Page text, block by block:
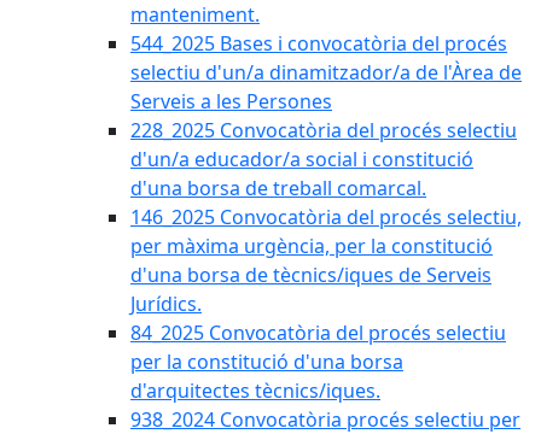
manteniment.
544_2025 Bases i convocatòria del procés
selectiu d'un/a dinamitzador/a de l'Àrea de
Serveis a les Persones
228_2025 Convocatòria del procés selectiu
d'un/a educador/a social i constitució
d'una borsa de treball comarcal.
146_2025 Convocatòria del procés selectiu,
per màxima urgència, per la constitució
d'una borsa de tècnics/iques de Serveis
Jurídics.
84_2025 Convocatòria del procés selectiu
per la constitució d'una borsa
d'arquitectes tècnics/iques.
938_2024 Convocatòria procés selectiu per